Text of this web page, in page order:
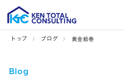
トップ ブログ 黄金絵巻
Blog